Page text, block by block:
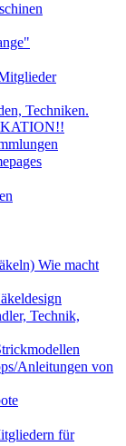
Techniken.
Wie macht
Technik,
Anleitungen von
für